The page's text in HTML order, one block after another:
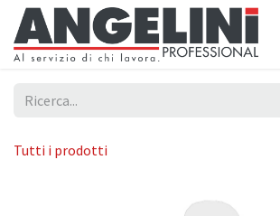
Passa al contenuto
Tutti i prodotti